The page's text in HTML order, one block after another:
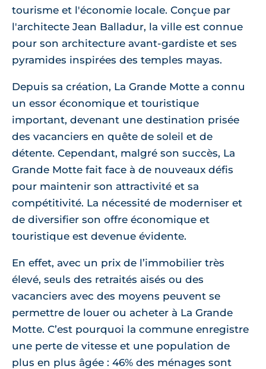
tourisme et l'économie locale. Conçue par
l'architecte Jean Balladur, la ville est connue
pour son architecture avant-gardiste et ses
pyramides inspirées des temples mayas.
Depuis sa création, La Grande Motte a connu
un essor économique et touristique
important, devenant une destination prisée
des vacanciers en quête de soleil et de
détente. Cependant, malgré son succès, La
Grande Motte fait face à de nouveaux défis
pour maintenir son attractivité et sa
compétitivité. La nécessité de moderniser et
de diversifier son offre économique et
touristique est devenue évidente.
En effet, avec un prix de l’immobilier très
élevé, seuls des retraités aisés ou des
vacanciers avec des moyens peuvent se
permettre de louer ou acheter à La Grande
Motte. C’est pourquoi la commune enregistre
une perte de vitesse et une population de
plus en plus âgée : 46% des ménages sont